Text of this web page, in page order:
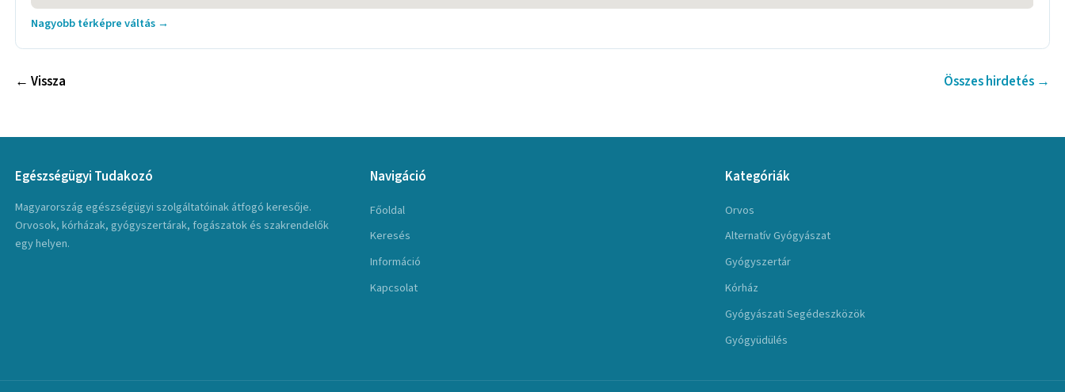
Nagyobb térképre váltás →
← Vissza Összes hirdetés →
Egészségügyi Tudakozó
Magyarország egészségügyi szolgáltatóinak átfogó keresője.
Orvosok, kórházak, gyógyszertárak, fogászatok és szakrendelők
egy helyen.
Navigáció
Főoldal
Keresés
Információ
Kapcsolat
Kategóriák
Orvos
Alternatív Gyógyászat
Gyógyszertár
Kórház
Gyógyászati Segédeszközök
Gyógyüdülés